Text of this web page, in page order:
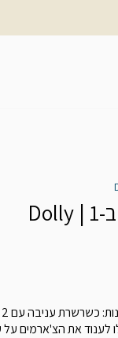
את הצ'ארמים על